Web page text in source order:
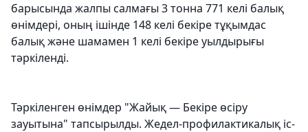
барысында жалпы салмағы 3 тонна 771 келі балық
өнімдері, оның ішінде 148 келі бекіре тұқымдас
балық және шамамен 1 келі бекіре уылдырығы
тәркіленді.
Тәркіленген өнімдер "Жайық — Бекіре өсіру
зауытына" тапсырылды. Жедел-профилактикалық іс-